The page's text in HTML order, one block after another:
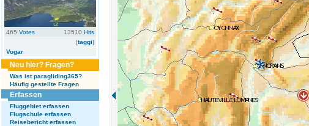
465 Votes 13510 Hits
[taggi]
Vogar
Neu hier? Fragen?
Was ist paragliding365?
Häufig gestellte Fragen
Erfassen
Fluggebiet erfassen
Flugschule erfassen
Reisebericht erfassen